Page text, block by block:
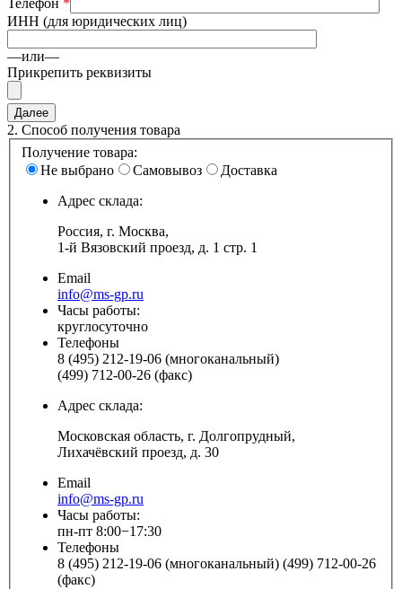
ИНН (для юридических лиц)
—или—
Прикрепить реквизиты
2. Способ получения товара
Получение товара:
Не выбрано
Самовывоз
Доставка
Адрес склада:
Россия, г. Москва,
1-й Вязовский проезд, д. 1 стр. 1
Email
info@ms-gp.ru
Часы работы:
круглосуточно
Телефоны
8 (495) 212-19-06 (многоканальный)
(499) 712-00-26 (факс)
Адрес склада:
Московская область, г. Долгопрудный,
Лихачёвский проезд, д. 30
Email
info@ms-gp.ru
Часы работы:
пн-пт 8:00−17:30
Телефоны
8 (495) 212-19-06 (многоканальный) (499) 712-00-26
(факс)